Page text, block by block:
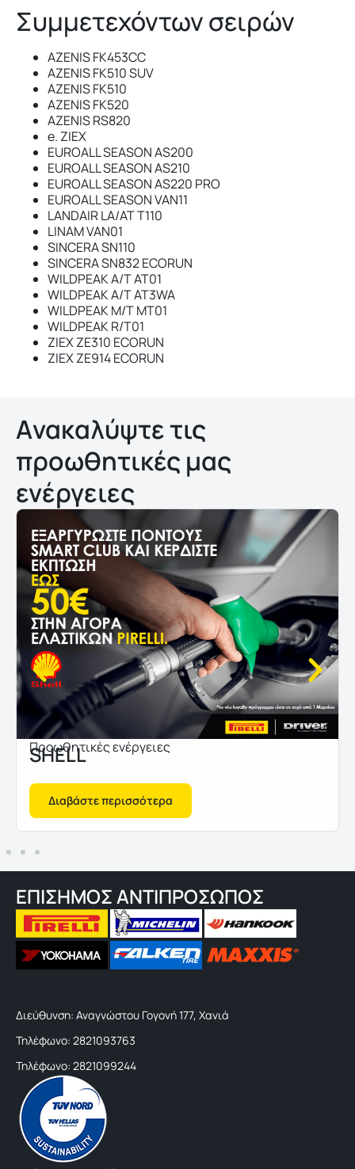
Συμμετεχόντων σειρών
AZENIS FK453CC
AZENIS FK510 SUV
AZENIS FK510
AZENIS FK520
AZENIS RS820
e. ZIEX
EUROALL SEASON AS200
EUROALL SEASON AS210
EUROALL SEASON AS220 PRO
EUROALL SEASON VAN11
LANDAIR LA/AT T110
LINAM VAN01
SINCERA SN110
SINCERA SN832 ECORUN
WILDPEAK A/T AT01
WILDPEAK A/T AT3WA
WILDPEAK M/T MT01
WILDPEAK R/T01
ZIEX ZE310 ECORUN
ZIEX ZE914 ECORUN
Aνακαλύψτε τις
προωθητικές μας
ενέργειες
Προωθητικές ενέργειες
SHELL
Διαβάστε περισσότερα
ΕΠΙΣΗΜΟΣ ΑΝΤΙΠΡΟΣΩΠΟΣ
Διεύθυνση: Αναγνώστου Γογονή 177, Χανιά
Τηλέφωνο: 2821093763
Τηλέφωνο: 2821099244